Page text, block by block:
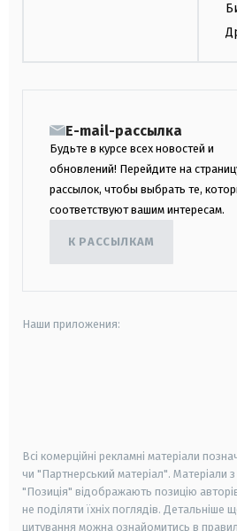
E-mail-рассылка
Будьте в курсе всех новостей и
обновлений! Перейдите на
рассылок, чтобы выбрать те,
соответствуют вашим интересам.
К РАССЫЛКАМ
Наши приложения:
Всі комерційні рекламні матеріали
чи "Партнерський матеріал". Матеріали
"Позиція" відображають позицію
не поділяти їхніх поглядів.
цитування можна ознайомитись в